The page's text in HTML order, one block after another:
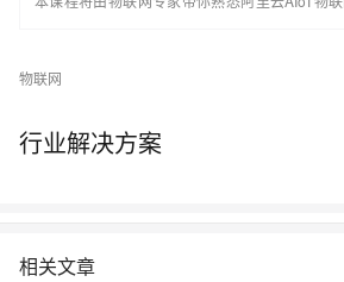
https://iot.console.aliyun.com/ LinkWAN
物联网
行业解决方案
相关文章